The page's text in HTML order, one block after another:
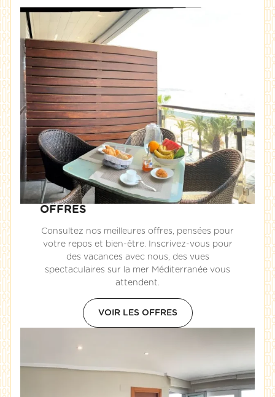
OFFRES
Consultez nos meilleures offres, pensées pour
votre repos et bien-être. Inscrivez-vous pour
des vacances avec nous, des vues
spectaculaires sur la mer Méditerranée vous
attendent.
VOIR LES OFFRES